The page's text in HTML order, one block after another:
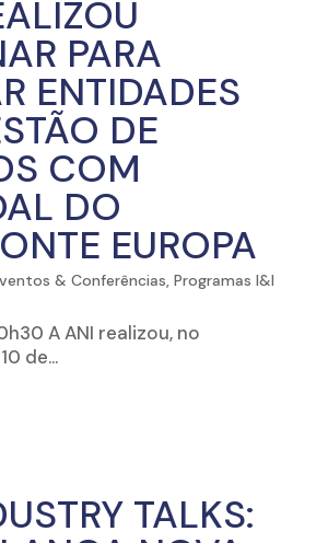
PARA
ENTIDADES
DE
COM
DO
EUROPA
& Conferências, Programas I&I
A ANI realizou, no
de...
TALKS: